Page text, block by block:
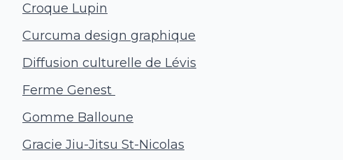
Croque Lupin
Curcuma design graphique
Diffusion culturelle de Lévis
Ferme Genest
Gomme Balloune
Gracie Jiu-Jitsu St-Nicolas